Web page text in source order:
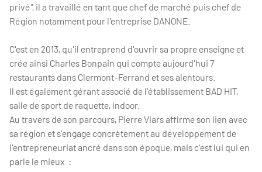
privé", il a travaillé en tant que chef de marché puis chef de
Région notamment pour l'entreprise DANONE.
C'est en 2013, qu'il entreprend d'ouvrir sa propre enseigne et
crée ainsi Charles Bonpain qui compte aujourd'hui 7
restaurants dans Clermont-Ferrand et ses alentours.
Il est également gérant associé de l'établissement BAD HIT,
salle de sport de raquette, indoor.
Au travers de son parcours, Pierre Viars affirme son lien avec
sa région et s'engage concrètement au développement de
l'entrepreneuriat ancré dans son époque, mais c'est lui qui en
parle le mieux :